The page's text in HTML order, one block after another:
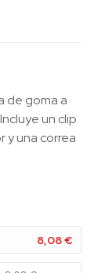
de goma a
un clip
y una correa
8,08€